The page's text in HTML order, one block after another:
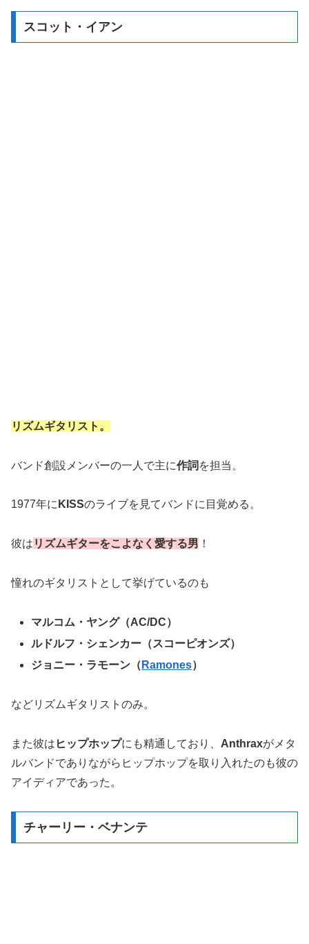
スコット・イアン
リズムギタリスト。
バンド創設メンバーの一人で主に作詞 を担当。
1977年に KISSのライブを見てバンドに目覚める。
彼は リズムギターをこよなく愛する男 ！
憧れのギタリストとして挙げているのも
マルコム・ヤング（AC/DC）
ルドルフ・シェンカー（スコーピオンズ）
ジョニー・ラモーン（ Ramones）
などリズムギタリストのみ。
また彼は ヒップホップにも精通しており、 Anthraxがメタ
ルバンドでありながらヒップホップを取り入れたのも彼の
アイディアであった。
チャーリー・ベナンテ